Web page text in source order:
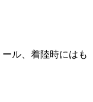
ル、着陸時にはも